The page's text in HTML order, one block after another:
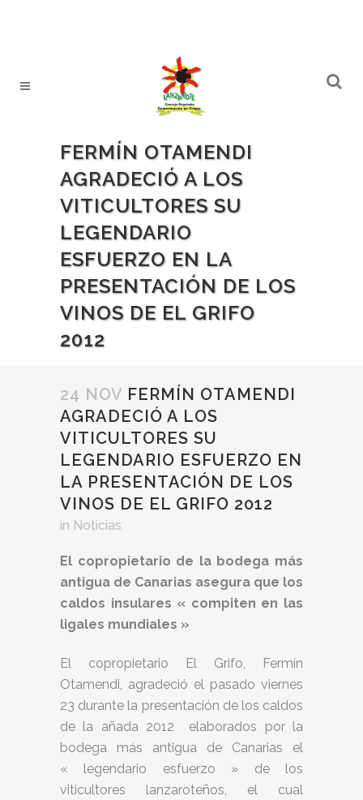
FERMÍN OTAMENDI
AGRADECIÓ A LOS
VITICULTORES SU
LEGENDARIO
ESFUERZO EN LA
PRESENTACIÓN DE LOS
VINOS DE EL GRIFO
2012
24 NOV FERMÍN OTAMENDI
AGRADECIÓ A LOS
VITICULTORES SU
LEGENDARIO ESFUERZO EN
LA PRESENTACIÓN DE LOS
VINOS DE EL GRIFO 2012
in Noticias
El copropietario de la bodega más
antigua de Canarias asegura que los
caldos insulares « compiten en las
ligales mundiales »
El copropietario El Grifo, Fermín
Otamendi, agradeció el pasado viernes
23 durante la presentación de los caldos
de la añada 2012 elaborados por la
bodega más antigua de Canarias el
« legendario esfuerzo » de los
viticultores lanzaroteños, el cual